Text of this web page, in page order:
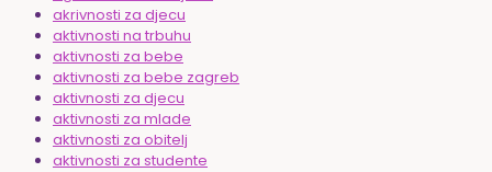
akrivnosti za djecu
aktivnosti na trbuhu
aktivnosti za bebe
aktivnosti za bebe zagreb
aktivnosti za djecu
aktivnosti za mlade
aktivnosti za obitelj
aktivnosti za studente